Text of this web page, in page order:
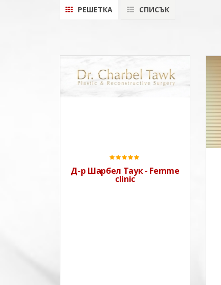
РЕШЕТКА СПИСЪК
Д-р Шарбел Таук - Femme
clinic